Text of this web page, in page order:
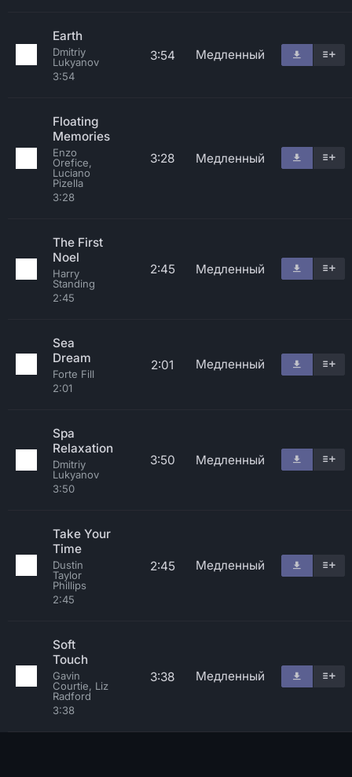
Earth
Dmitriy
Lukyanov
3:54
3:54 Медленный
Floating
Memories
Enzo
Orefice,
Luciano
Pizella
3:28
3:28 Медленный
The First
Noel
Harry
Standing
2:45
2:45 Медленный
Sea
Dream
Forte Fill
2:01
2:01 Медленный
Spa
Relaxation
Dmitriy
Lukyanov
3:50
3:50 Медленный
Take Your
Time
Dustin
Taylor
Phillips
2:45
2:45 Медленный
Soft
Touch
Gavin
Courtie, Liz
Radford
3:38
3:38 Медленный